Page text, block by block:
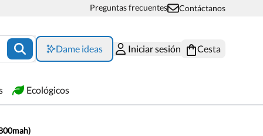
Preguntas frecuentes Contáctanos
Dame ideas Iniciar sesión Cesta
Ecológicos